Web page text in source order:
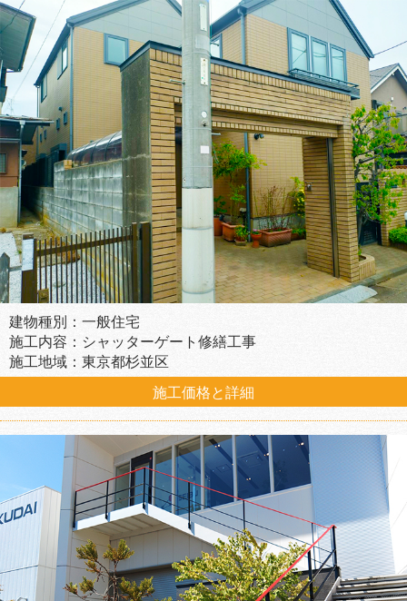
建物種別：一般住宅
施工内容：シャッターゲート修繕工事
施工地域：東京都杉並区
施工価格と詳細